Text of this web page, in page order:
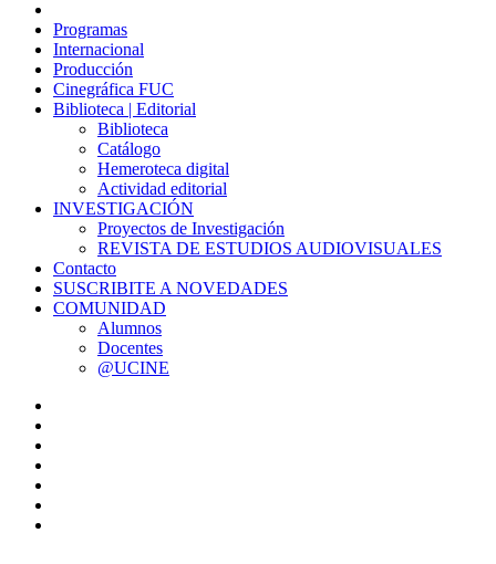
Programas
Internacional
Producción
Cinegráfica FUC
Biblioteca | Editorial
Biblioteca
Catálogo
Hemeroteca digital
Actividad editorial
INVESTIGACIÓN
Proyectos de Investigación
REVISTA DE ESTUDIOS AUDIOVISUALES
Contacto
SUSCRIBITE A NOVEDADES
COMUNIDAD
Alumnos
Docentes
@UCINE